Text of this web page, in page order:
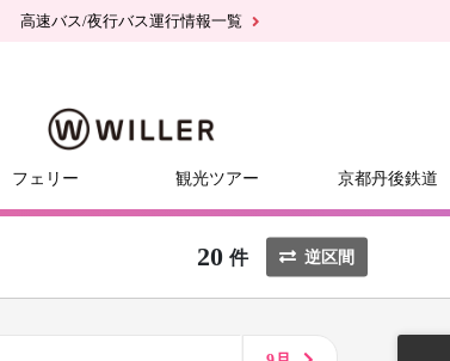
高速バス/夜行バス運行情報一覧
フェリー 観光ツアー 京都丹後鉄道
20 件 逆区間